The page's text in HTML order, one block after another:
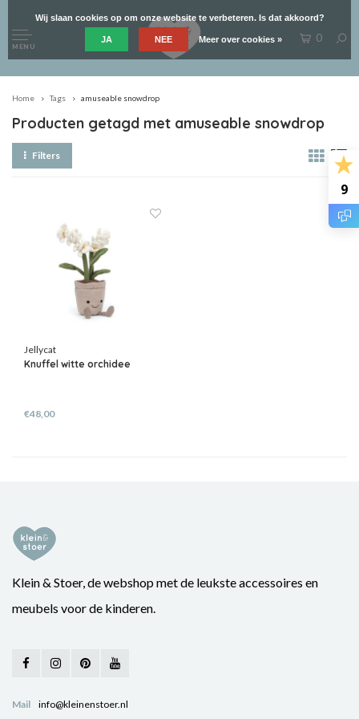
9
MENU
0
Home Tags amuseable snowdrop
Producten getagd met amuseable snowdrop
Filters
Jellycat
Knuffel witte orchidee
€48,00
Klein & Stoer, de webshop met de leukste accessoires en
meubels voor de kinderen.
Mail info@kleinenstoer.nl
Wij slaan cookies op om onze website te verbeteren. Is dat akkoord?
JA NEE Meer over cookies »